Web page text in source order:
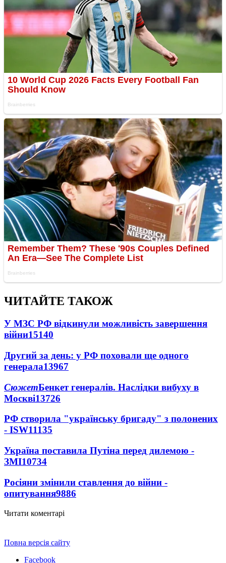
ЧИТАЙТЕ ТАКОЖ
У МЗС РФ відкинули можливість завершення
війни15140
Другий за день: у РФ поховали ще одного
генерала13967
СюжетБенкет генералів. Наслідки вибуху в
Москві13726
РФ створила "українську бригаду" з полонених
- ISW11135
Україна поставила Путіна перед дилемою -
ЗМІ10734
Росіяни змінили ставлення до війни -
опитування9886
Читати коментарі
Повна версія сайту
Facebook